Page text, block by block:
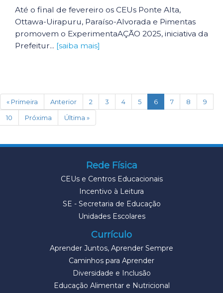
Até o final de fevereiro os CEUs Ponte Alta,
Ottawa-Uirapuru, Paraíso-Alvorada e Pimentas
promovem o ExperimentaAÇÃO 2025, iniciativa da
Prefeitur... [saiba mais]
« Primeira Anterior 2 3 4 5 6(current)
7 8
9
10
Próxima Última »
Rede Física
CEUs e Centros Educacionais
Incentivo à Leitura
SE - Secretaria de Educação
Unidades Escolares
Currículo
Aprender Juntos, Aprender Sempre
Caminhos para Aprender
Diversidade e Inclusão
Educação Alimentar e Nutricional